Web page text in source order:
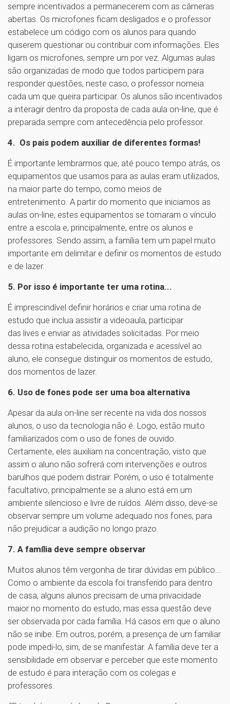
sempre incentivados a permanecerem com as câmeras
abertas. Os microfones ficam desligados e o professor
estabelece um código com os alunos para quando
quiserem questionar ou contribuir com informações. Eles
ligam os microfones, sempre um por vez. Algumas aulas
são organizadas de modo que todos participem para
responder questões, neste caso, o professor nomeia
cada um que queira participar. Os alunos são incentivados
a interagir dentro da proposta de cada aula on-line, que é
preparada sempre com antecedência pelo professor.
4. Os pais podem auxiliar de diferentes formas!
É importante lembrarmos que, até pouco tempo atrás, os
equipamentos que usamos para as aulas eram utilizados,
na maior parte do tempo, como meios de
entretenimento. A partir do momento que iniciamos as
aulas on-line, estes equipamentos se tornaram o vínculo
entre a escola e, principalmente, entre os alunos e
professores. Sendo assim, a família tem um papel muito
importante em delimitar e definir os momentos de estudo
e de lazer.
5. Por isso é importante ter uma rotina...
É imprescindível definir horários e criar uma rotina de
estudo que inclua assistir a videoaula, participar
das lives e enviar as atividades solicitadas. Por meio
dessa rotina estabelecida, organizada e acessível ao
aluno, ele consegue distinguir os momentos de estudo,
dos momentos de lazer.
6. Uso de fones pode ser uma boa alternativa
Apesar da aula on-line ser recente na vida dos nossos
alunos, o uso da tecnologia não é. Logo, estão muito
familiarizados com o uso de fones de ouvido.
Certamente, eles auxiliam na concentração, visto que
assim o aluno não sofrerá com intervenções e outros
barulhos que podem distrair. Porém, o uso é totalmente
facultativo, principalmente se a aluno está em um
ambiente silencioso e livre de ruídos. Além disso, deve-se
observar sempre um volume adequado nos fones, para
não prejudicar a audição no longo prazo.
7. A família deve sempre observar
Muitos alunos têm vergonha de tirar dúvidas em público...
Como o ambiente da escola foi transferido para dentro
de casa, alguns alunos precisam de uma privacidade
maior no momento do estudo, mas essa questão deve
ser observada por cada família. Há casos em que o aluno
não se inibe. Em outros, porém, a presença de um familiar
pode impedi-lo, sim, de se manifestar. A família deve ter a
sensibilidade em observar e perceber que este momento
de estudo é para interação com os colegas e
professores.